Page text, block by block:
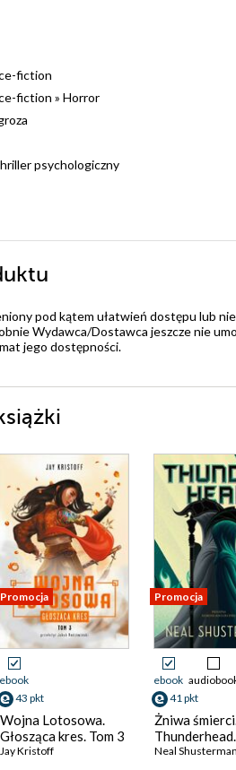
fiction
fiction » Horror
psychologiczny
pod kątem ułatwień dostępu lub
Wydawca/Dostawca jeszcze nie
jego dostępności.
Promocja
ebook
43 pkt
Wojna Lotosowa.
Głosząca kres. Tom 3
Jay Kristoff
Promocja
ebook
41 pkt
Żniwa
Neal Shusterman